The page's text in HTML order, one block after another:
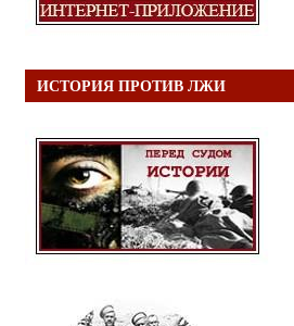
ИСТОРИЯ ПРОТИВ ЛЖИ